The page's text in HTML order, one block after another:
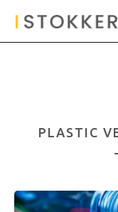
PLASTIC